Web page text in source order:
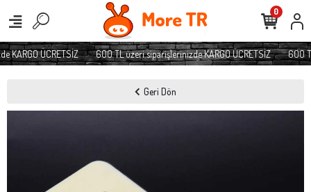
ÜCRETSİZ 600 TL üzeri siparişlerinizde KARGO ÜCRETSİZ 600 TL
0
Geri Dön